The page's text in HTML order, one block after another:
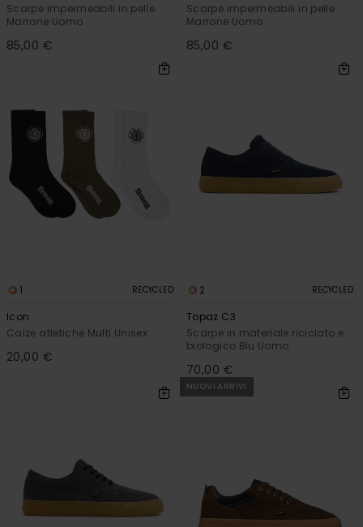
Scarpe impermeabili in pelle
Marrone Uomo
85,00 €
Scarpe impermeabili in pelle
Marrone Uomo
85,00 €
1 RECYCLED
Icon
Calze atletiche Multi Unisex
20,00 €
2 RECYCLED
Topaz C3
Scarpe in materiale riciclato e
biologico Blu Uomo
70,00 €
NUOVI ARRIVI